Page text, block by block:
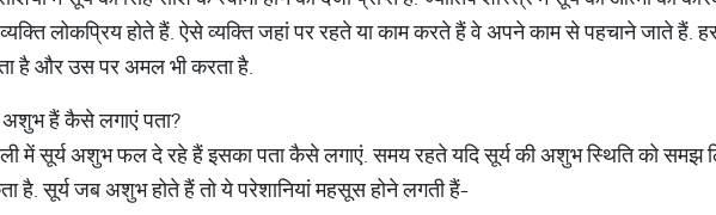
लोकप्रिय होते हैं. ऐसे व्यक्ति जहां पर रहते या काम करते हैं वे अपने काम से पहचाने जाते हैं.
है और उस पर अमल भी करता है.
अशुभ हैं कैसे लगाएं पता?
में सूर्य अशुभ फल दे रहे हैं इसका पता कैसे लगाएं. समय रहते यदि सूर्य की अशुभ स्थिति को समझ
है. सूर्य जब अशुभ होते हैं तो ये परेशानियां महसूस होने लगती हैं-